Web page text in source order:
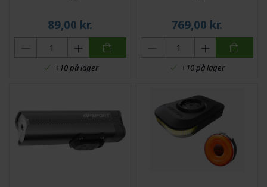
89,00 kr.
+10 på lager
769,00 kr.
+10 på lager